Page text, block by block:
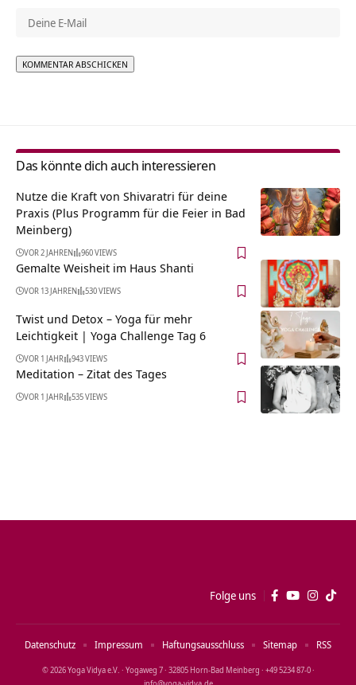
Das könnte dich auch interessieren
Nutze die Kraft von Shivaratri für deine
Praxis (Plus Programm für die Feier in Bad
Meinberg)
VOR 2 JAHREN 960 VIEWS
Gemalte Weisheit im Haus Shanti
VOR 13 JAHREN 530 VIEWS
Twist und Detox – Yoga für mehr
Leichtigkeit | Yoga Challenge Tag 6
VOR 1 JAHR 943 VIEWS
Meditation – Zitat des Tages
VOR 1 JAHR 535 VIEWS
Folge uns
© 2026 Yoga Vidya e.V. · Yogaweg 7 · 32805 Horn‑Bad Meinberg · +49 5234 87‑0 ·
Datenschutz Impressum Haftungsausschluss Sitemap RSS